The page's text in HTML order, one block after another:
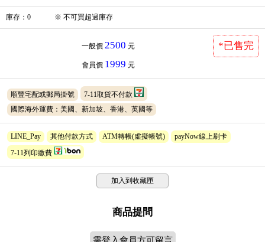
庫存 ： 0 ※ 不可買超過庫存
一般價 2500 元
會員價 1999 元
*已售完
順豐宅配或郵局掛號
7-11取貨不付款
國際海外運費：美國、新加坡、香港、英國等
LINE_Pay 其他付款方式 ATM轉帳(虛擬帳號)
payNow線上刷卡
7-11列印繳費
加入到收藏匣
商品提問